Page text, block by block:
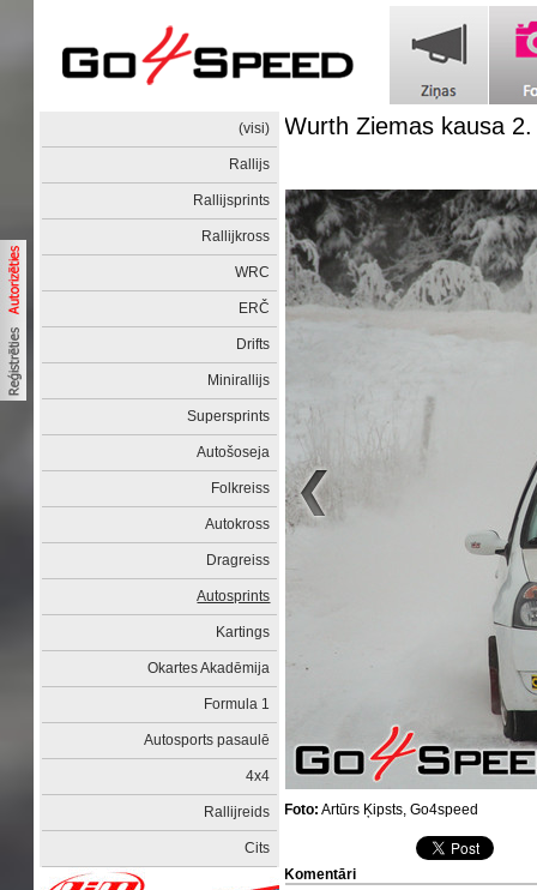
(visi)
Rallijs
Rallijsprints
Rallijkross
WRC
ERČ
Drifts
Minirallijs
Supersprints
Autošoseja
Folkreiss
Autokross
Dragreiss
Autosprints
Kartings
Okartes Akadēmija
Formula 1
Autosports pasaulē
4x4
Rallijreids
Cits
Wurth Ziemas kausa
Foto: Artūrs Ķipsts, Go4speed
Komentāri